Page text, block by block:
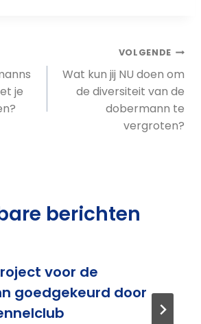
je
VOLGENDE
Wat kun jij NU doen om
de diversiteit van de
dobermann te
vergroten?
berichten
voor de
goedgekeurd door